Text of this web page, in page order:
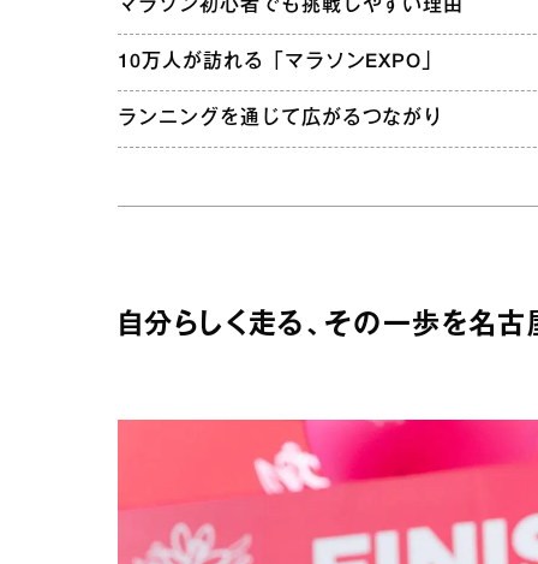
マラソン初心者でも挑戦しやすい理由
10万人が訪れる「マラソンEXPO」
ランニングを通じて広がるつながり
自分らしく走る、その一歩を名古